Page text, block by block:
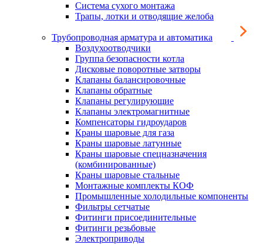
Система сухого монтажа
Трапы, лотки и отводящие желоба
Трубопроводная арматура и автоматика
Воздухоотводчики
Группа безопасности котла
Дисковые поворотные затворы
Клапаны балансировочные
Клапаны обратные
Клапаны регулирующие
Клапаны электромагнитные
Компенсаторы гидроударов
Краны шаровые для газа
Краны шаровые латунные
Краны шаровые спецназначения
(комбинированные)
Краны шаровые стальные
Монтажные комплекты КОФ
Промышленные холодильные компоненты
Фильтры сетчатые
Фитинги присоединительные
Фитинги резьбовые
Электроприводы